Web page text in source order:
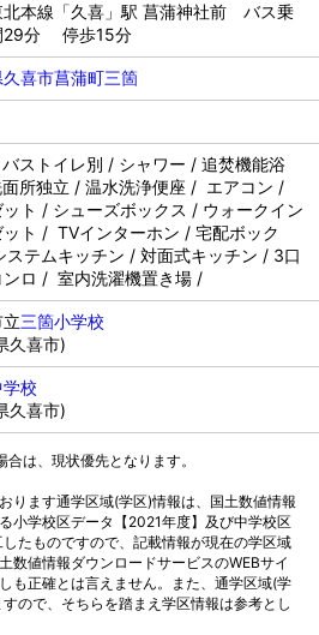
北本線「久喜」駅 菖蒲神社前 バス乗
29分 停歩15分
喜市菖蒲町三箇
ストイレ別 / シャワー / 追焚機能浴
所独立 / 温水洗浄便座 / エアコン /
ット / シューズボックス / ウォークイン
ット / TVインターホン / 宅配ボック
テムキッチン / 対面式キッチン / 3口
ンロ / 室内洗濯機置き場 /
三箇小学校
久喜市)
校
久喜市)
は、現状優先となります。
ります通学区域(学区)情報は、国土数値情報
小学校区データ【2021年度】及び中学校区
たものですので、記載情報が現在の学区域
数値情報ダウンロードサービスのWEBサイ
も正確とは言えません。また、通学区域(学
ので、そちらを踏まえ学区情報は参考とし